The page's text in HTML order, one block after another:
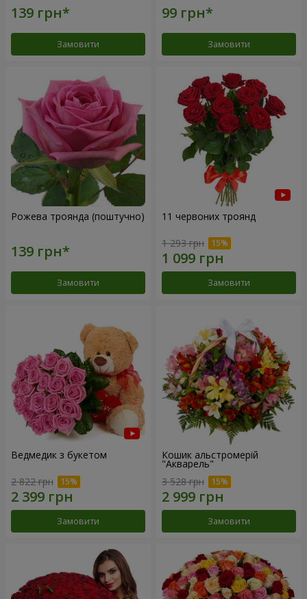
Замовити Замовити
Рожева троянда (поштучно)
Замовити
11 червоних троянд
1 293 грн
Замовити
Ведмедик з букетом
2 822 грн
Замовити
Кошик альстромерій
"Акварель"
3 528 грн
Замовити